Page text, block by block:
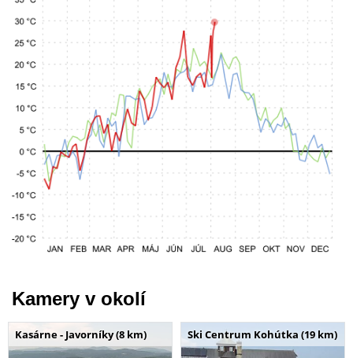
Kamery v okolí
Kasárne - Javorníky (8 km) Ski Centrum Kohútka (19 km)